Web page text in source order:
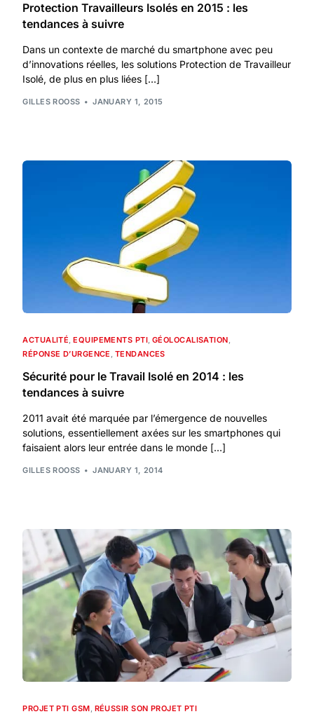
Protection Travailleurs Isolés en 2015 : les
tendances à suivre
Dans un contexte de marché du smartphone avec peu
d’innovations réelles, les solutions Protection de Travailleur
Isolé, de plus en plus liées […]
GILLES ROOSS JANUARY 1, 2015
ACTUALITÉ,EQUIPEMENTS PTI, GÉOLOCALISATION,
RÉPONSE D’URGENCE , TENDANCES
Sécurité pour le Travail Isolé en 2014 : les
tendances à suivre
2011 avait été marquée par l’émergence de nouvelles
solutions, essentiellement axées sur les smartphones qui
faisaient alors leur entrée dans le monde […]
GILLES ROOSS JANUARY 1, 2014
PROJET PTI GSM, RÉUSSIR SON PROJET PTI